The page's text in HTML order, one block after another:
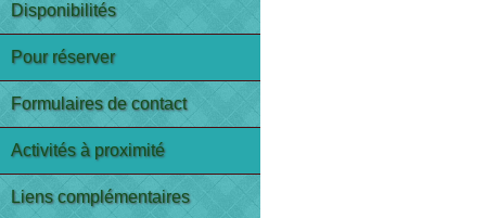
Disponibilités
Pour réserver
Formulaires de contact
Activités à proximité
Liens complémentaires